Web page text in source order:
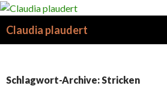
Claudia plaudert
Schlagwort-Archive: Stricken